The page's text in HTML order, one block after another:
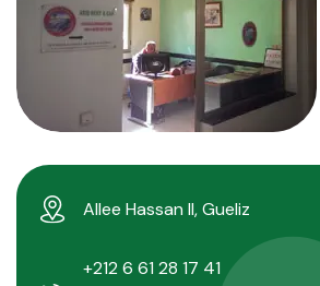
Allee Hassan II, Gueliz
+212 6 61 28 17 41